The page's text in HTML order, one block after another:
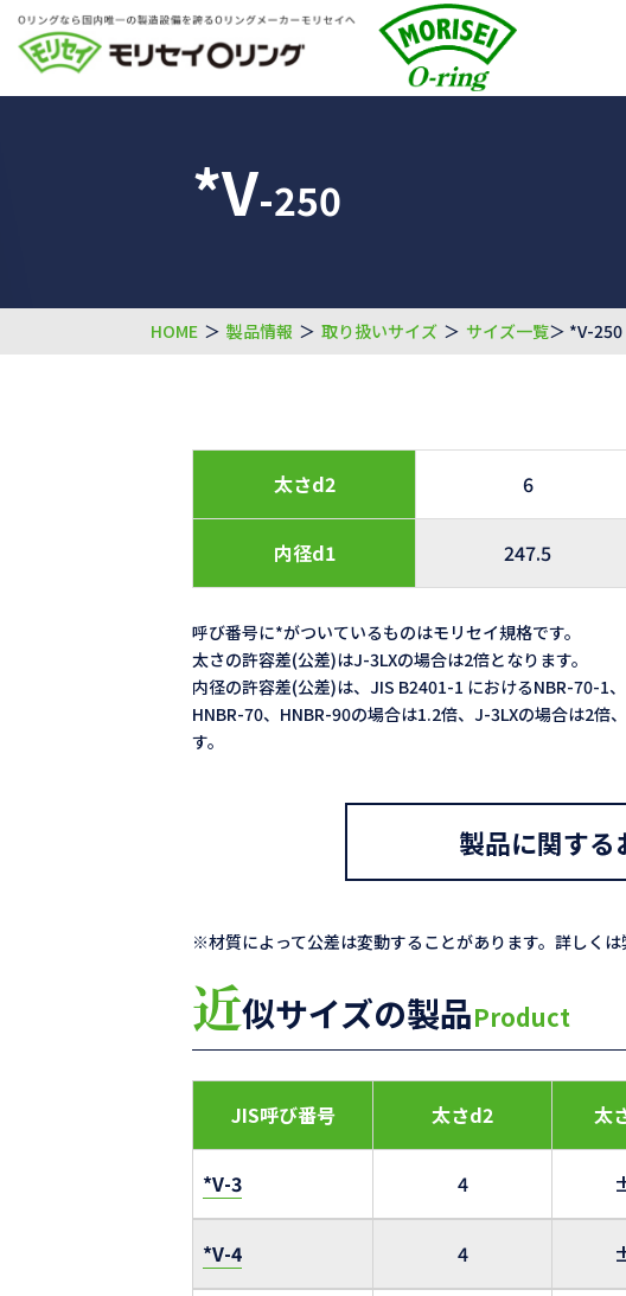
*V-250
HOME ＞ 製品情報 ＞ 取り扱いサイズ ＞ サイズ一覧＞ *V-250
太さd2 6
内径d1 247.5
呼び番号に*がついているものはモリセイ規格です。
太さの許容差(公差)はJ-3LXの場合は2倍となります。
内径の許容差(公差)は、JIS B2401-1 におけるNBR-70-1
HNBR-70、HNBR-90の場合は1.2倍、J-3LXの場合は2倍
す。
製品に関す
※材質によって公差は変動することがあります。詳しくは
近似サイズの製品Product
JIS呼び番号 太さd2 太
*V-3 4
*V-4 4